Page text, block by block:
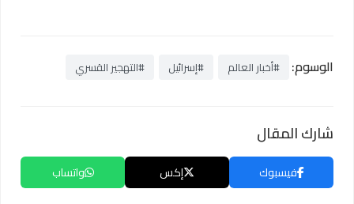
الوسوم: #أخبار العالم #إسرائيل #التهجير القسري
شارك المقال
فيسبوك إكس واتساب